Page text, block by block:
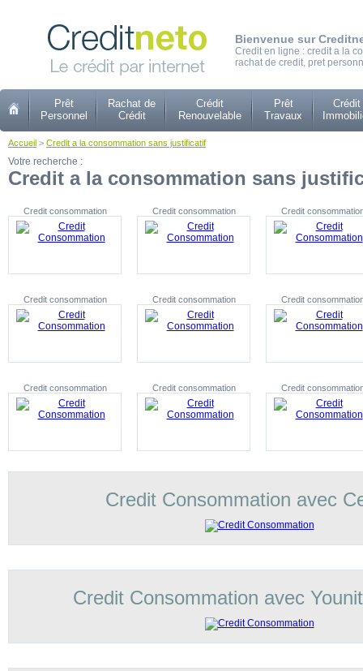
Bienvenue sur
Credit en ligne : credit a la
rachat de credit, pret
Prêt
Personnel
Rachat de
Crédit
Crédit
Renouvelable
Prêt
Travaux
Crédit
Accueil > Credit a la consommation sans justificatif
Votre recherche :
Credit a la consommation sans
Credit consommation Credit consommation Credit
Credit consommation Credit consommation Credit
Credit consommation Credit consommation Credit
Credit Consommation avec
Credit Consommation avec